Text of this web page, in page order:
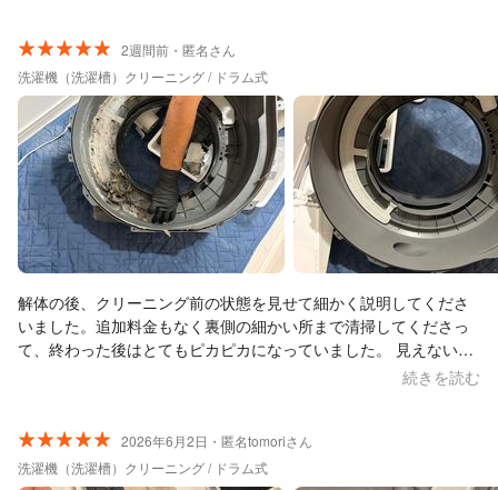
のお手入れの仕方も教えていただきました。 初めての洗濯機クリ
ーニングだったこともあり、ドラム部分だけではなくヒートポン
プ部分も清掃してくださったので、5時間程かかってしまって申し
訳なかったです… ご対応いただいてから1週間程経ちましたが、
スタート時の時間通りに終わる(短縮されることもある)ことに感動
しています！ ヒートポンプ部分が心配でしたが、今のところ乾燥
も問題ないです。 梅雨に入る前のこのタイミングで、すぐにご対
応いただけて大変助かりました。 ありがとうございます！ 清掃後
のキレイさに感動して写真を撮り忘れましたが、このくらい埃ま
みれでも復活しました！と伝わるように、清掃前の写真を添付さ
2週間前・匿名さん
洗濯機（洗濯槽）クリーニング / ドラム式
解体の後、クリーニング前の状態を見せて細かく説明してくださ
いました。追加料金もなく裏側の細かい所まで清掃してくださっ
て、終わった後はとてもピカピカになっていました。 見えないと
ころに布が挟まっていたり、埃が沢山溜まっていたので、今回ク
続きを読む
2026年6月2日・匿名tomoriさん
洗濯機（洗濯槽）クリーニング / ドラム式